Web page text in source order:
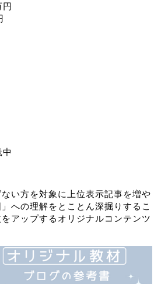
円
い方を対象に上位表示記事を増や
への理解をとことん深掘りするこ
アップするオリジナルコンテンツ